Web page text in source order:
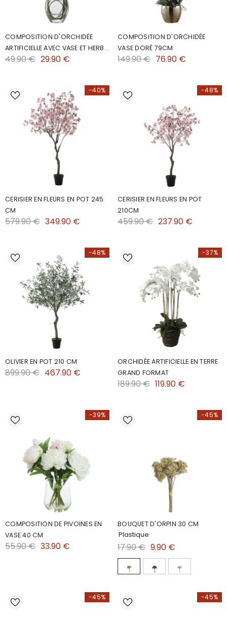
COMPOSITION D'ORCHIDÉE
ARTIFICIELLE AVEC VASE ET HERBE
D'OURS 29CM
49.90 € 29.90 €
COMPOSITION D'ORCHIDÉE
VASE DORÉ 79CM
149.90 € 76.90 €
-40%
CERISIER EN FLEURS EN POT 245
CM
579.90 € 349.90 €
-48%
CERISIER EN FLEURS EN POT
210CM
459.90 € 237.90 €
-48%
OLIVIER EN POT 210 CM
899.90 € 467.90 €
-37%
ORCHIDÉE ARTIFICIELLE EN TERRE
GRAND FORMAT
189.90 € 119.90 €
-39%
COMPOSITION DE PIVOINES EN
VASE 40 CM
55.90 € 33.90 €
-45%
BOUQUET D'ORPIN 30 CM
Plastique
17.90 € 9.90 €
-45% -45%